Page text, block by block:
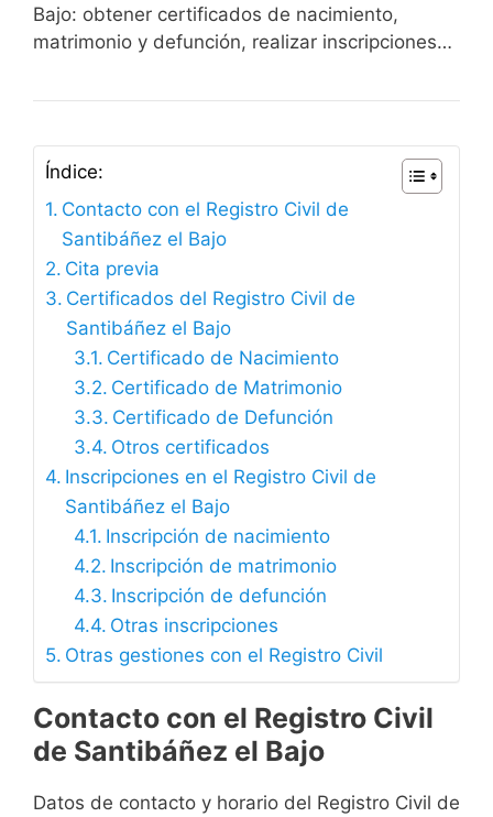
Bajo: obtener certificados de nacimiento,
matrimonio y defunción, realizar inscripciones…
Índice:
Contacto con el Registro Civil de
Santibáñez el Bajo
Cita previa
Certificados del Registro Civil de
Santibáñez el Bajo
Certificado de Nacimiento
Certificado de Matrimonio
Certificado de Defunción
Otros certificados
Inscripciones en el Registro Civil de
Santibáñez el Bajo
Inscripción de nacimiento
Inscripción de matrimonio
Inscripción de defunción
Otras inscripciones
Otras gestiones con el Registro Civil
Contacto con el Registro Civil
de Santibáñez el Bajo
Datos de contacto y horario del Registro Civil de